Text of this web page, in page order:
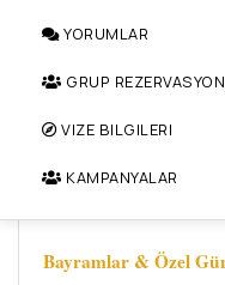
YORUMLAR
GRUP
VIZE BILGILERI
KAMPANYALAR
Bayramlar & Özel